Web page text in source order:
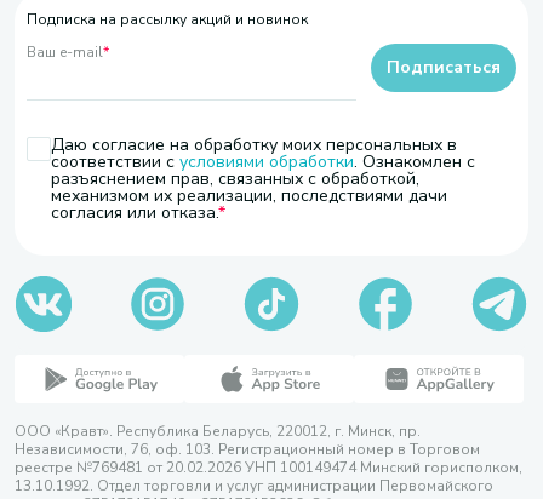
Подписка на рассылку акций и новинок
Ваш e-mail*
Даю согласие на обработку моих персональных в
соответствии с условиями обработки. Ознакомлен с
разъяснением прав, связанных с обработкой,
механизмом их реализации, последствиями дачи
согласия или отказа.
Подписаться
ООО «Кравт». Республика Беларусь, 220012, г. Минск, пр.
Независимости, 76, оф. 103. Регистрационный номер в Торговом
реестре №769481 от 20.02.2026 УНП 100149474 Минский горисполком,
13.10.1992. Отдел торговли и услуг администрации Первомайского